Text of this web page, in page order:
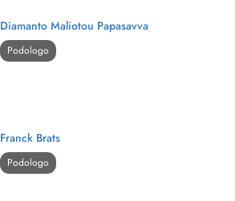
Diamanto Maliotou Papasavva
Podologo
Franck Brats
Podologo